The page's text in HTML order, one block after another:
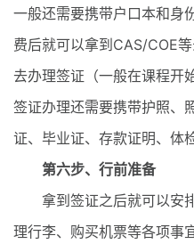
一般还需要携带户口本和身
费后就可以拿到CAS/COE
去办理签证（一般在课程开
签证办理还需要携带护照、
证、毕业证、存款证明、体
第六步、行前准备
拿到签证之后就可以安
理行李、购买机票等各项事